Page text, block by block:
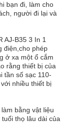
bạn đi, làm cho
người đi lại và
AJ-B35 3 In 1
điện,cho phép
ở xa một ổ cắm
rằng thiết bị của
tần số sạc 110-
nhiều thiết bị
bằng vật liệu
thọ lâu dài của